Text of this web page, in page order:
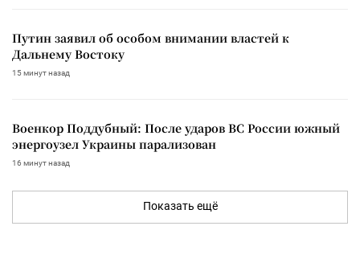
Путин заявил об особом внимании властей к
Дальнему Востоку
15 минут назад
Военкор Поддубный: После ударов ВС России южный
энергоузел Украины парализован
16 минут назад
Показать ещё